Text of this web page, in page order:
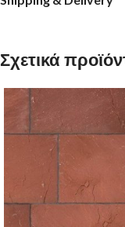
Σχετικά